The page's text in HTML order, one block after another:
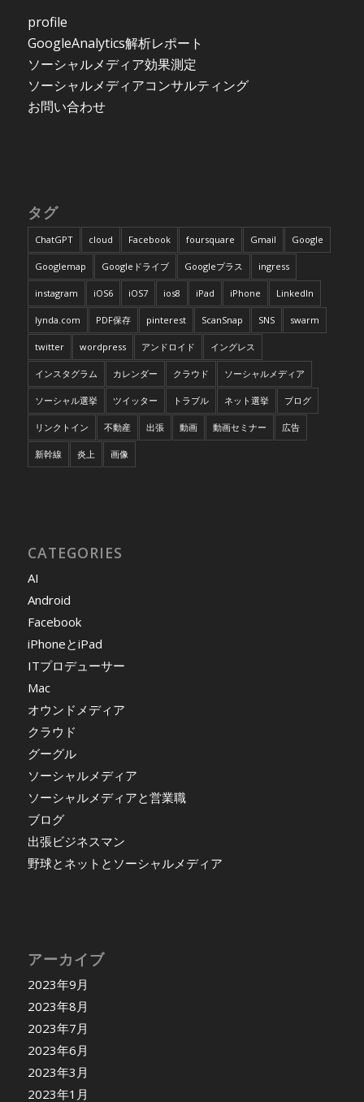
profile
GoogleAnalytics解析レポート
ソーシャルメディア効果測定
ソーシャルメディアコンサルティング
お問い合わせ
タグ
ChatGPT cloud Facebook foursquare Gmail Google
Googlemap Googleドライブ Googleプラス ingress
instagram iOS6 iOS7 ios8 iPad iPhone LinkedIn
lynda.com PDF保存 pinterest ScanSnap SNS swarm
twitter wordpress アンドロイド イングレス
インスタグラム カレンダー クラウド ソーシャルメディア
ソーシャル選挙 ツイッター トラブル ネット選挙 ブログ
リンクトイン 不動産 出張 動画 動画セミナー 広告
新幹線 炎上 画像
CATEGORIES
AI
Android
Facebook
iPhoneとiPad
ITプロデューサー
Mac
オウンドメディア
クラウド
グーグル
ソーシャルメディア
ソーシャルメディアと営業職
ブログ
出張ビジネスマン
野球とネットとソーシャルメディア
アーカイブ
2023年9月
2023年8月
2023年7月
2023年6月
2023年3月
2023年1月